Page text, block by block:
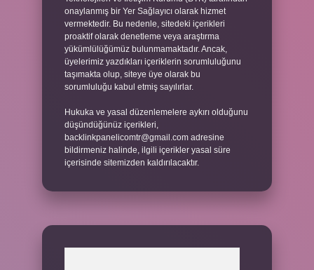
onaylanmış bir Yer Sağlayıcı olarak hizmet
vermektedir. Bu nedenle, sitedeki içerikleri
proaktif olarak denetleme veya araştırma
yükümlülüğümüz bulunmamaktadır. Ancak,
üyelerimiz yazdıkları içeriklerin sorumluluğunu
taşımakta olup, siteye üye olarak bu
sorumluluğu kabul etmiş sayılırlar.
Hukuka ve yasal düzenlemelere aykırı olduğunu
düşündüğünüz içerikleri,
backlinkpanelicomtr@gmail.com adresine
bildirmeniz halinde, ilgili içerikler yasal süre
içerisinde sitemizden kaldırılacaktır.